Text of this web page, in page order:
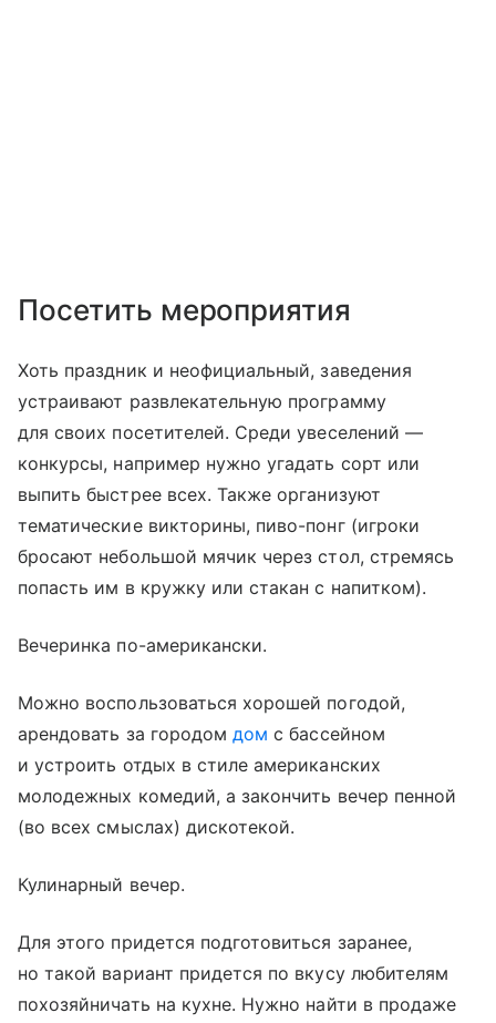
Посетить мероприятия
Хоть праздник и неофициальный, заведения
устраивают развлекательную программу
для своих посетителей. Среди увеселений —
конкурсы, например нужно угадать сорт или
выпить быстрее всех. Также организуют
тематические викторины, пиво-понг (игроки
бросают небольшой мячик через стол, стремясь
попасть им в кружку или стакан с напитком).
Вечеринка по-американски.
Можно воспользоваться хорошей погодой,
арендовать за городомдом с бассейном
и устроить отдых в стиле американских
молодежных комедий, а закончить вечер пенной
(во всех смыслах) дискотекой.
Кулинарный вечер.
Для этого придется подготовиться заранее,
но такой вариант придется по вкусу любителям
похозяйничать на кухне. Нужно найти в продаже